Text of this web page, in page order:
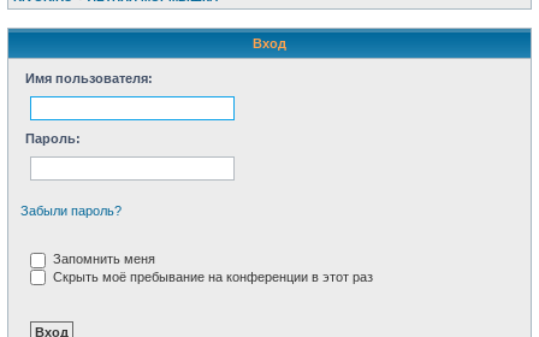
Вход
Имя пользователя:
Пароль:
Забыли пароль?
Запомнить меня
Скрыть моё пребывание на конференции в этот раз